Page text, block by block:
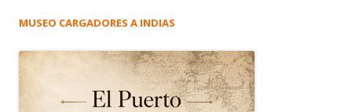
MUSEO CARGADORES A INDIAS